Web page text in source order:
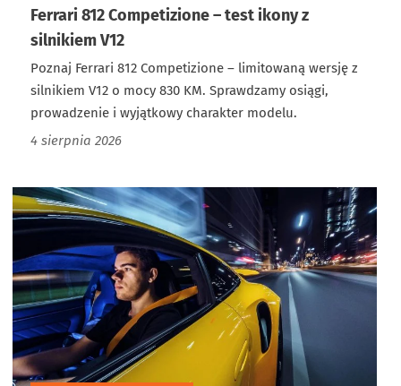
Ferrari 812 Competizione – test ikony z
silnikiem V12
Poznaj Ferrari 812 Competizione – limitowaną wersję z
silnikiem V12 o mocy 830 KM. Sprawdzamy osiągi,
prowadzenie i wyjątkowy charakter modelu.
4 sierpnia 2026